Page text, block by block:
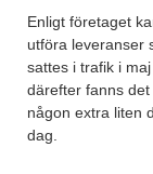
Enligt företaget
utföra leveranser
sattes i trafik i
därefter fanns
någon extra liten
dag.